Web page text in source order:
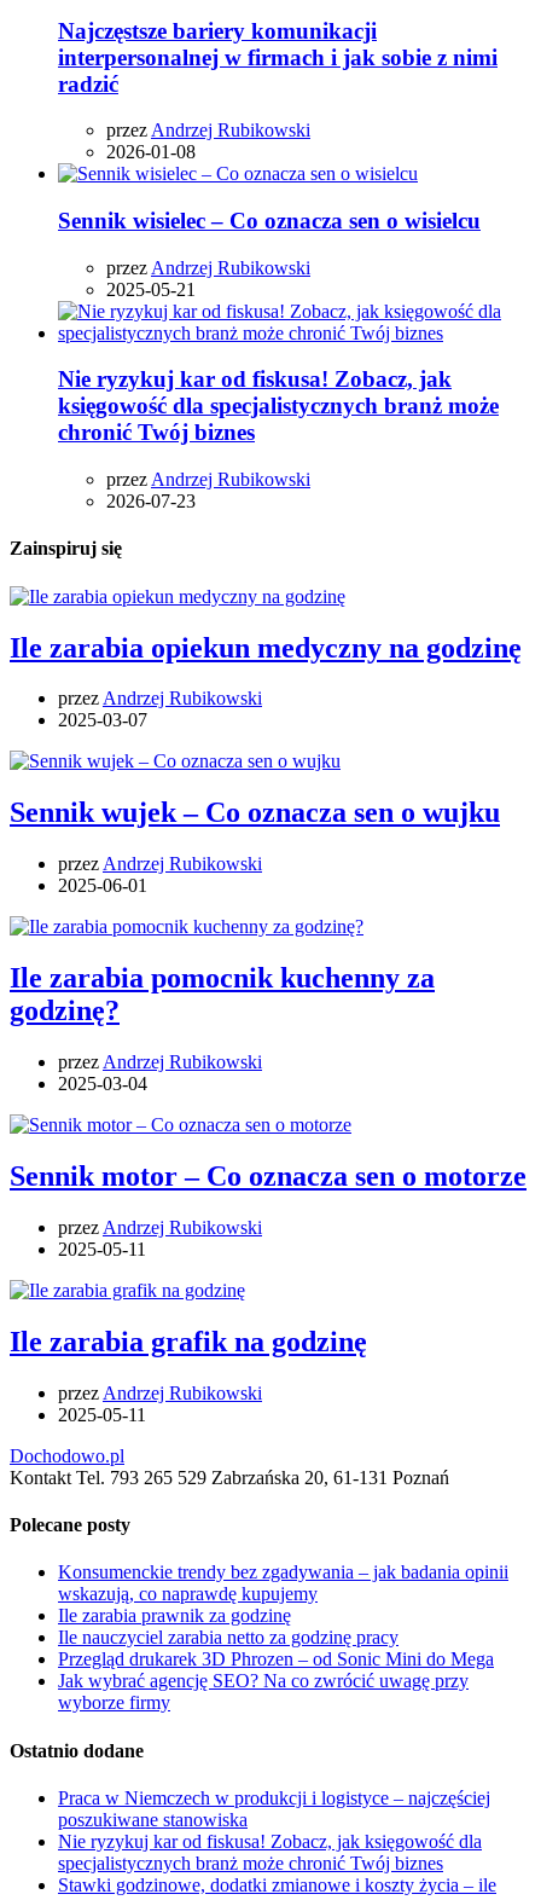
Najczęstsze bariery komunikacji
interpersonalnej w firmach i jak sobie z nimi
radzić
przez Andrzej Rubikowski
2026-01-08
Sennik wisielec – Co oznacza sen o wisielcu
przez Andrzej Rubikowski
2025-05-21
Nie ryzykuj kar od fiskusa! Zobacz, jak
księgowość dla specjalistycznych branż może
chronić Twój biznes
przez Andrzej Rubikowski
2026-07-23
Zainspiruj się
Ile zarabia opiekun medyczny na godzinę
przezAndrzej Rubikowski
2025-03-07
Sennik wujek – Co oznacza sen o wujku
przez Andrzej Rubikowski
2025-06-01
Ile zarabia pomocnik kuchenny za
godzinę?
przez Andrzej Rubikowski
2025-03-04
Sennik motor – Co oznacza sen o motorze
przez Andrzej Rubikowski
2025-05-11
Ile zarabia grafik na godzinę
przez Andrzej Rubikowski
2025-05-11
Dochodowo.pl
Kontakt Tel. 793 265 529 Zabrzańska 20, 61-131 Poznań
Polecane posty
Konsumenckie trendy bez zgadywania – jak badania opinii
wskazują, co naprawdę kupujemy
Ile zarabia prawnik za godzinę
Ile nauczyciel zarabia netto za godzinę pracy
Przegląd drukarek 3D Phrozen – od Sonic Mini do Mega
Jak wybrać agencję SEO? Na co zwrócić uwagę przy
wyborze firmy
Ostatnio dodane
Praca w Niemczech w produkcji i logistyce – najczęściej
poszukiwane stanowiska
Nie ryzykuj kar od fiskusa! Zobacz, jak księgowość dla
specjalistycznych branż może chronić Twój biznes
Stawki godzinowe, dodatki zmianowe i koszty życia – ile